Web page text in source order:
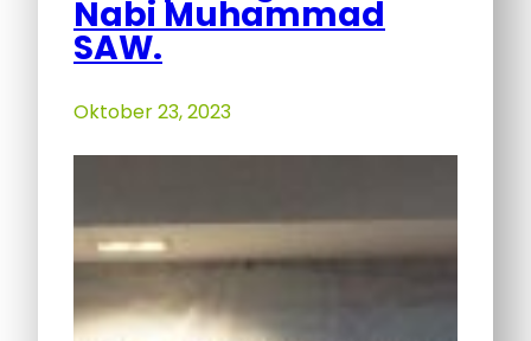
Nabi Muhammad
SAW.
Oktober 23, 2023